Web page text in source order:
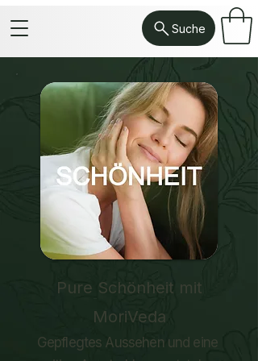
Suche
Pure Schönheit mit
MoriVeda
Gepflegtes Aussehen und eine